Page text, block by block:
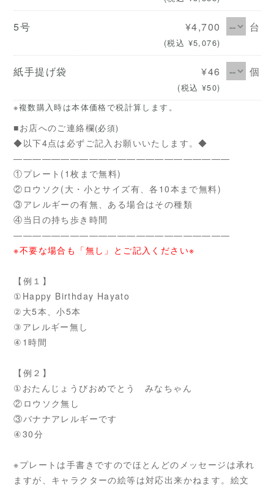
5号 ¥4,700
(税込 ¥5,076)
台
紙手提げ袋 ¥46
(税込 ¥50)
個
※複数購入時は本体価格で税計算します。
■お店へのご連絡欄(必須)
◆以下4点は必ずご記入お願いいたします。◆
―――――――――――――――――――――――
①プレート(1枚まで無料)
②ロウソク(大・小とサイズ有、各10本まで無料)
③アレルギーの有無、ある場合はその種類
④当日の持ち歩き時間
―――――――――――――――――――――――
※不要な場合も「無し」とご記入ください※
【例１】
①Happy Birthday Hayato
②大5本、小5本
③アレルギー無し
④1時間
【例２】
①おたんじょうびおめでとう みなちゃん
②ロウソク無し
③バナナアレルギーです
④30分
※プレートは手書きですのでほとんどのメッセージは承れ
ますが、キャラクターの絵等は対応出来かねます。絵文